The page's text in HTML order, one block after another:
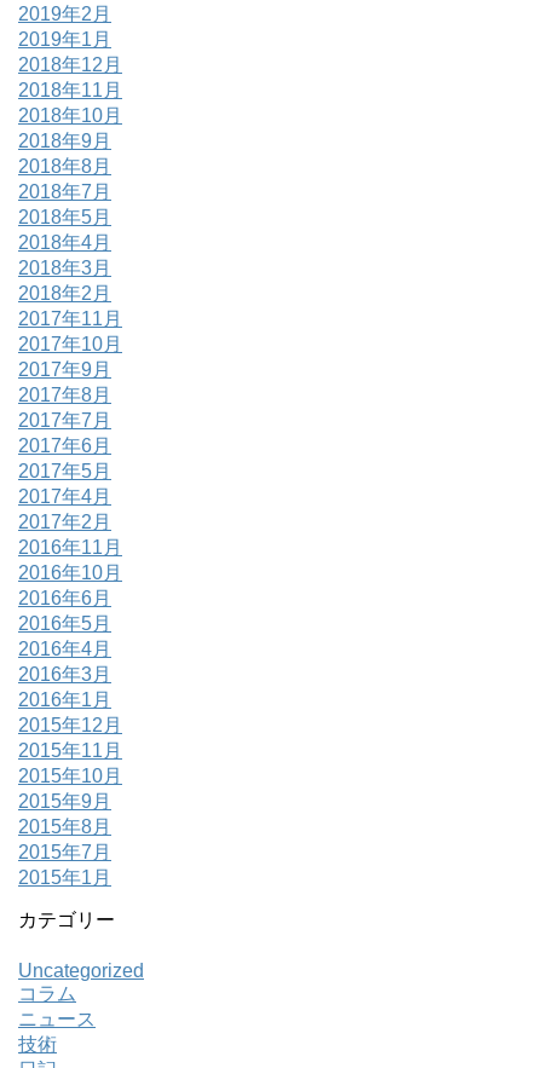
2019年2月
2019年1月
2018年12月
2018年11月
2018年10月
2018年9月
2018年8月
2018年7月
2018年5月
2018年4月
2018年3月
2018年2月
2017年11月
2017年10月
2017年9月
2017年8月
2017年7月
2017年6月
2017年5月
2017年4月
2017年2月
2016年11月
2016年10月
2016年6月
2016年5月
2016年4月
2016年3月
2016年1月
2015年12月
2015年11月
2015年10月
2015年9月
2015年8月
2015年7月
2015年1月
カテゴリー
Uncategorized
コラム
ニュース
技術